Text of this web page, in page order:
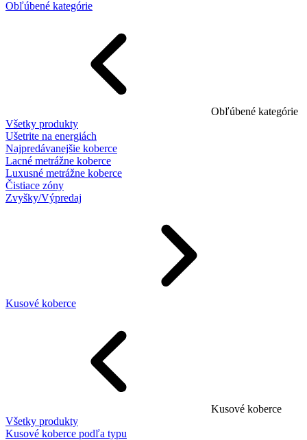
Obľúbené kategórie
Obľúbené kategórie
Všetky produkty
Ušetrite na energiách
Najpredávanejšie koberce
Lacné metrážne koberce
Luxusné metrážne koberce
Čistiace zóny
Zvyšky/Výpredaj
Kusové koberce
Kusové koberce
Všetky produkty
Kusové koberce podľa typu